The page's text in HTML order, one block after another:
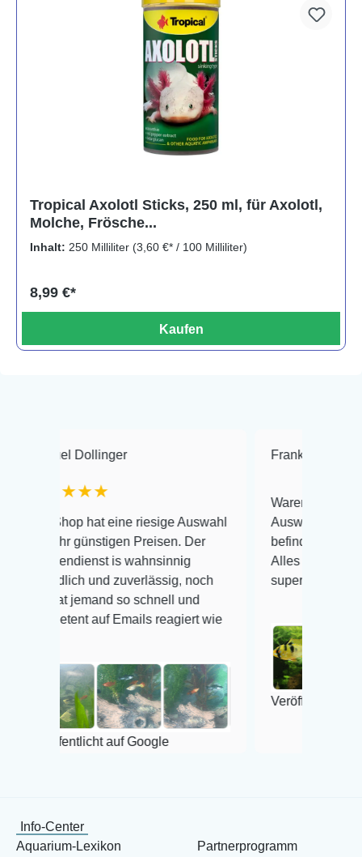
Tropical Axolotl Sticks, 250 ml, für Axolotl,
Molche, Frösche...
Inhalt: 250 Milliliter (3,60 €* / 100 Milliliter)
8,99 €*
Kaufen
hat eine riesige Auswahl
Preisen. Der
is wahnsinnig
und zuverlässig, noch
so schnell und
auf Emails reagiert wie
auf Google
Frank Hackmayer
Warenanlieferung Top und
Auswahl plus
befinden der Fische
Alles ist quick lebendig und
super Zustand. Gerne
Veröffentlicht auf Google
Info-Center
Aquarium-Lexikon
Partnerprogramm